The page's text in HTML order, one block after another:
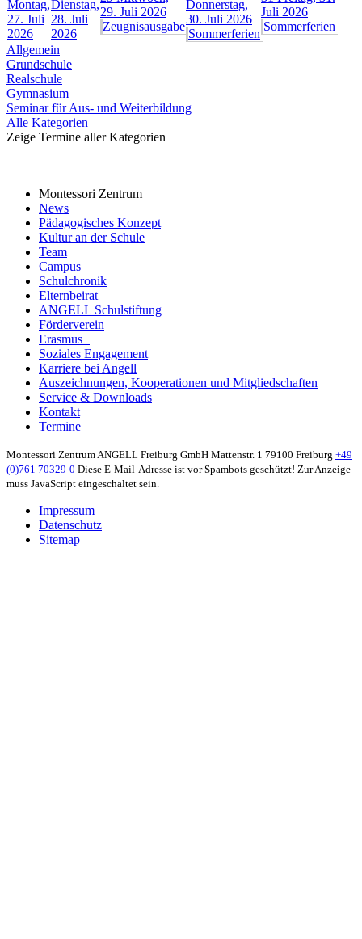
Montag,
27. Juli
2026
Dienstag,
28. Juli
2026
29. Juli 2026
Zeugnisausgabe
Donnerstag,
30. Juli 2026
Sommerferien
Juli 2026
Sommerferien
Allgemein
Grundschule
Realschule
Gymnasium
Seminar für Aus- und Weiterbildung
Alle Kategorien
Zeige Termine aller Kategorien
Montessori Zentrum
News
Pädagogisches Konzept
Kultur an der Schule
Team
Campus
Schulchronik
Elternbeirat
ANGELL Schulstiftung
Förderverein
Erasmus+
Soziales Engagement
Karriere bei Angell
Auszeichnungen, Kooperationen und Mitgliedschaften
Service & Downloads
Kontakt
Termine
Montessori Zentrum ANGELL Freiburg GmbH Mattenstr. 1 79100 Freiburg +49
(0)761 70329-0 Diese E-Mail-Adresse ist vor Spambots geschützt! Zur Anzeige
muss JavaScript eingeschaltet sein.
Impressum
Datenschutz
Sitemap